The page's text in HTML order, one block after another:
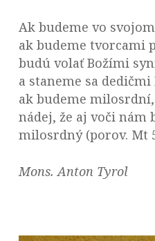
Ak budeme vo
ak budeme tvorcami
budú volať Božími
a staneme sa
ak budeme
nádej, že aj voči nám
milosrdný (porov. Mt
Mons. Anton Tyrol